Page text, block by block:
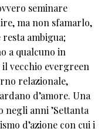
seminare
ma non sfamarlo,
ambigua;
a qualcuno in
vecchio evergreen
relazionale,
d’amore. Una
anni ’Settanta
d’azione con cui i